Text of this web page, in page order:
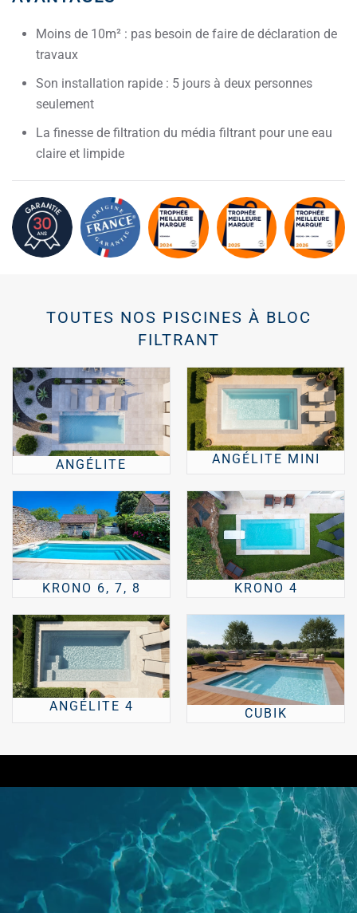
Moins de 10m² : pas besoin de faire de déclaration de
travaux
Son installation rapide : 5 jours à deux personnes
seulement
La finesse de filtration du média filtrant pour une eau
claire et limpide
TOUTES NOS PISCINES À BLOC
FILTRANT
ANGÉLITE ANGÉLITE MINI
KRONO 6, 7, 8 KRONO 4
ANGÉLITE 4 CUBIK